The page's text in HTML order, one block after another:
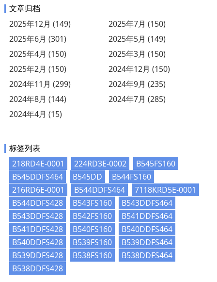
文章归档
2025年12月 (149)
2025年7月 (150)
2025年6月 (301)
2025年5月 (149)
2025年4月 (150)
2025年3月 (150)
2025年2月 (150)
2024年12月 (150)
2024年11月 (299)
2024年9月 (235)
2024年8月 (144)
2024年7月 (285)
2024年4月 (15)
标签列表
218RD4E-0001
224RD3E-0002
B545FS160
B545DDFS464
B545DD
B544FS160
216RD6E-0001
B544DDFS464
7118KRD5E-0001
B544DDFS428
B543FS160
B543DDFS464
B543DDFS428
B542FS160
B541DDFS464
B541DDFS428
B540FS160
B540DDFS464
B540DDFS428
B539FS160
B539DDFS464
B539DDFS428
B538FS160
B538DDFS464
B538DDFS428